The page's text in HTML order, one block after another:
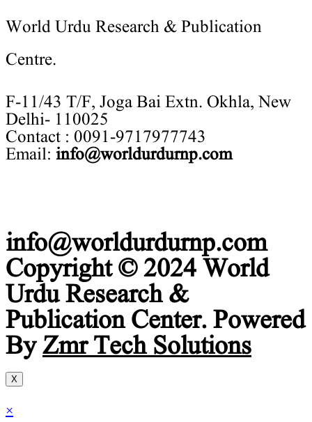
World Urdu Research & Publication
Centre.
F-11/43 T/F, Joga Bai Extn. Okhla, New
Delhi- 110025
Contact : 0091-9717977743
Email: info@worldurdurnp.com
info@worldurdurnp.com
Copyright © 2024 World
Urdu Research &
Publication Center. Powered
ByZmr Tech Solutions
X
×